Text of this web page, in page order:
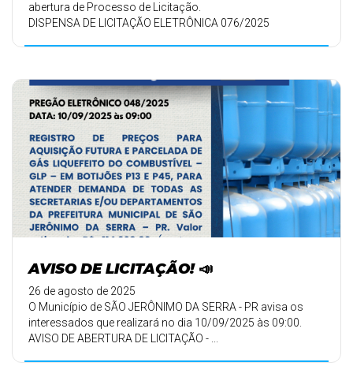
abertura de Processo de Licitação.
DISPENSA DE LICITAÇÃO ELETRÔNICA 076/2025
AVISO DE LICITAÇÃO! 📣
26 de agosto de 2025
O Município de SÃO JERÔNIMO DA SERRA - PR avisa os
interessados que realizará no dia 10/09/2025 às 09:00.
AVISO DE ABERTURA DE LICITAÇÃO - ...